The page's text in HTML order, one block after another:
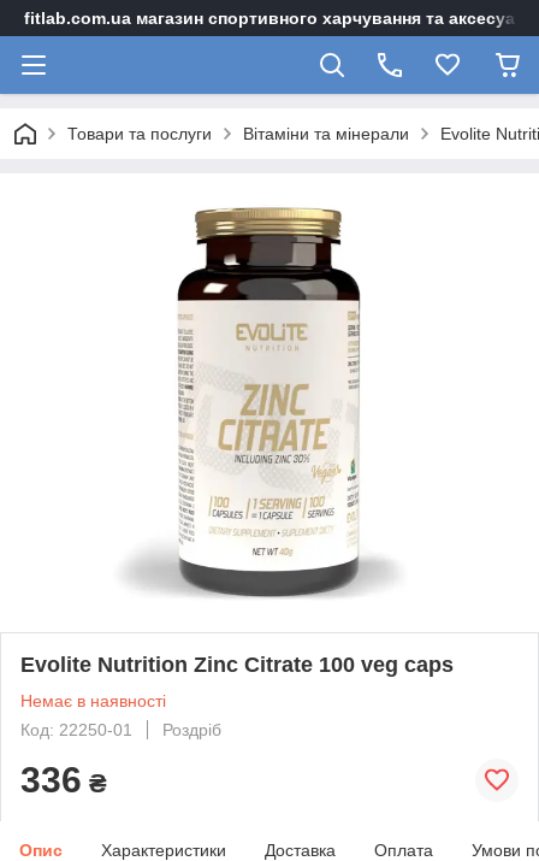
fitlab.com.ua магазин спортивного харчування та
Товари та послуги Вітаміни та мінерали Evolite
Evolite Nutrition Zinc Citrate 100 veg caps
Немає в наявності
Код: 22250-01
Роздріб
336 ₴
Опис Характеристики Доставка Оплата Умови